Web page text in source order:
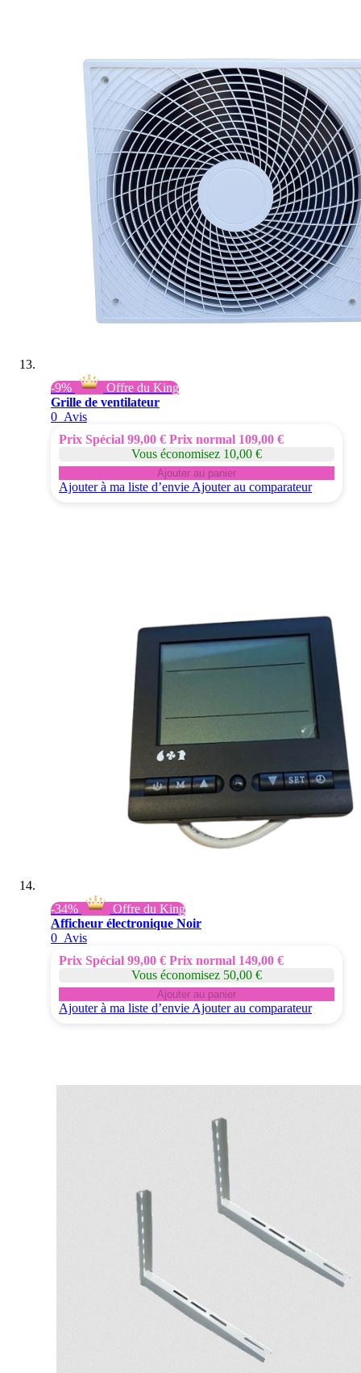
-9%
Offre du King
Grille de ventilateur
0 Avis
Prix Spécial 99,00 € Prix normal 109,00 €
Vous économisez 10,00 €
Ajouter au panier
Ajouter à ma liste d’envie Ajouter au comparateur
-34%
Offre du King
Afficheur électronique Noir
0 Avis
Prix Spécial 99,00 € Prix normal 149,00 €
Vous économisez 50,00 €
Ajouter au panier
Ajouter à ma liste d’envie Ajouter au comparateur